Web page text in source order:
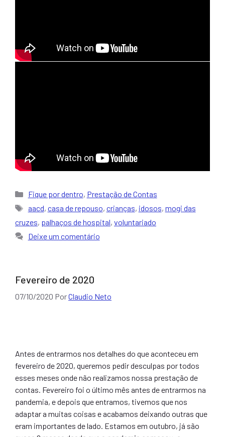
Categorias
Fique por dentro, Prestação de Contas
Tags
aacd, casa de repouso, crianças, idosos, mogi das
cruzes, palhaços de hospital, voluntariado
Deixe um comentário
Fevereiro de 2020
07/10/2020 PorClaudio Neto
Antes de entrarmos nos detalhes do que aconteceu em
fevereiro de 2020, queremos pedir desculpas por todos
esses meses onde não realizamos nossa prestação de
contas. Fevereiro foi o último mês antes de entrarmos na
pandemia, e depois que entramos, tivemos que nos
adaptar a muitas coisas e acabamos deixando outras que
eram importantes de lado. Estamos em outubro, já são